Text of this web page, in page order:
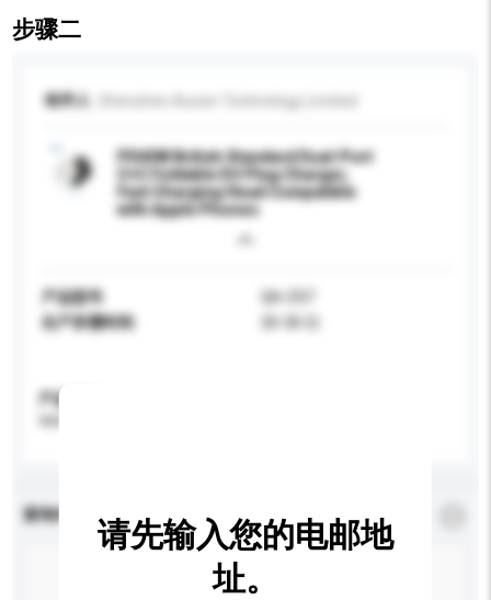
步骤二
收件人
PD45W British Standard Dual-Port
C+C Foldable EU Plug Charger,
Fast Charging Head Compatible
with Apple Phones
产品型号
QH-Z07
生产所需时间
20-30 日
产品规格
查询内容 必须填写
请先输入您的电邮地
址。